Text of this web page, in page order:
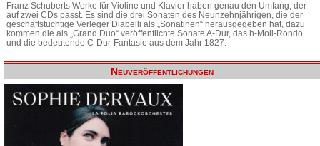
Franz Schuberts Werke für Violine und Klavier haben genau den Umfang, der
auf zwei CDs passt. Es sind die drei Sonaten des Neunzehnjährigen, die der
geschäftstüchtige Verleger Diabelli als „Sonatinen“ herausgegeben hat, dazu
kommen die als „Grand Duo“ veröffentlichte Sonate A-Dur, das h-Moll-Rondo
und die bedeutende C-Dur-Fantasie aus dem Jahr 1827.
Neuveröffentlichungen